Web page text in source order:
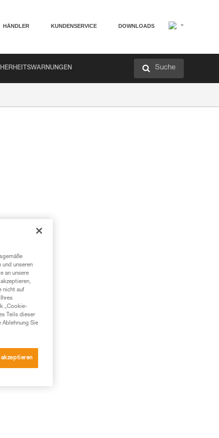
HÄNDLER KUNDENSERVICE DOWNLOADS
Suche
und unseren
an unsere
nicht auf
„Cookie-
Teils dieser
Ablehnung Sie